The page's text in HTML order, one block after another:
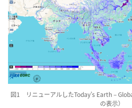
図1 リニューアルしたToday’s Earth –
の表示）